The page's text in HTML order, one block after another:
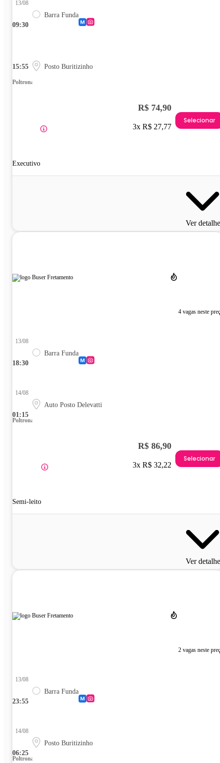
09:30
13/08
Barra Funda
15:55 Posto Buritizinho
Poltrona
Executivo
R$ 74,90
3x R$ 27,77
Selecionar
Ver
4 vagas neste
18:30
13/08
Barra Funda
01:15
14/08
Auto Posto Delevatti
Poltrona
Semi-leito
R$ 86,90
3x R$ 32,22
Selecionar
Ver
2 vagas neste
23:55
13/08
Barra Funda
06:25
14/08
Posto Buritizinho
Poltrona